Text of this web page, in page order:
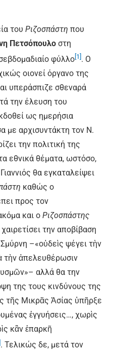
του Ριζοσπάστη που
Πετσόπουλο στη
φύλλο [1] . Ο
οιονεί όργανο της
υπεράσπιζε σθεναρά
την έλευση του
ως ημερήσια
με αρχισυντάκτη τον Ν.
την πολιτική της
εθνικά θέματα, ωστόσο,
θα εγκαταλείψει
καθώς ο
προς τον
και ο Ριζοσπάστης
την αποβίβαση
–«οὐδεὶς ψέγει τὴν
τὴν ἀπελευθέρωσιν
αλλά θα την
της τους κινδύνους της
τῆς Μικρᾶς Ἀσίας ὑπῆρξε
ἐγγυήσεις…, χωρὶς
κἂν ἐπαρκῆ
. Τελικώς δε, μετά τον